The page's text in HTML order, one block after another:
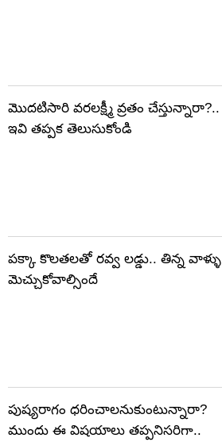
మొదటిసారి వరలక్ష్మీ వ్రతం చేస్తున్నారా?..
ఇవి తప్పక తెలుసుకోండి
పక్కా కొలతలతో రవ్వ లడ్డు.. తిన్న వాళ్ళు
మెచ్చుకోవాల్సిందే
పుష్యరాగం ధరించాలనుకుంటున్నారా?
ముందు ఈ విషయాలు తప్పనిసరిగా..